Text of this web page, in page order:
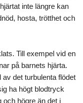
inte längre kan
hosta, trötthet och
Till exempel vid en
på barnets hjärta.
det turbulenta flödet
ha högt blodtryck
och högre än det i